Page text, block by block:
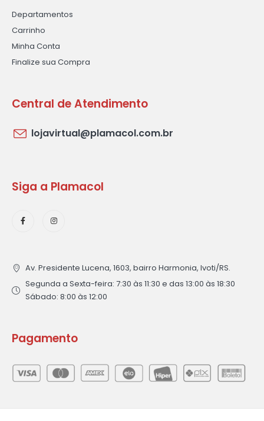
Departamentos
Carrinho
Minha Conta
Finalize sua Compra
Central de Atendimento
lojavirtual@plamacol.com.br
Siga a Plamacol
Av. Presidente Lucena, 1603, bairro Harmonia, Ivoti/RS.
Segunda a Sexta-feira: 7:30 às 11:30 e das 13:00 às 18:30
Sábado: 8:00 às 12:00
Pagamento